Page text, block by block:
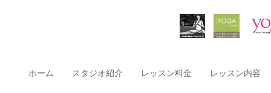
ホーム スタジオ紹介 レッスン料金 レッスン内容